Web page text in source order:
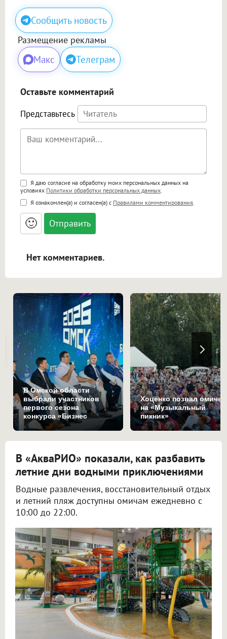
Сообщить новость
Размещение рекламы
Макс Телеграм
Оставьте комментарий
Представьтесь
Поддержка HTML
<b>, <strong>, <u>, <i>, <em>, <s>, <big>,
<small>, <sup>, <sub>, <pre>, <ul>, <ol>, <li>,
<blockquote>, <code> экранирует HTML,
адреса URL автоматически становятся
ссылками, и [img]адрес[/img] будет
Я даю согласие на обработку моих персональных данных на
условиях Политики обработки персональных данных
Я ознакомлен(а) и согласен(а) с Правилами комментирования
🙂
Нет комментариев.
В Омской области
выбрали участников
первого сезона
конкурса «Бизнес
Баттл»
Хоценко позвал омичей
на «Музыкальный
пикник»
В «АкваРИО» показали, как разбавить
летние дни водными приключениями
Водные развлечения, восстановительный отдых
и летний пляж доступны омичам ежедневно с
10:00 до 22:00.